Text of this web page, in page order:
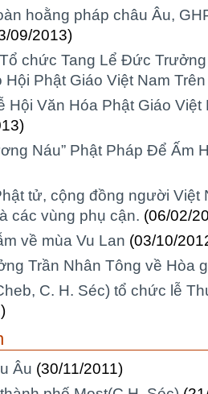
hoằng pháp châu Âu,
09/2013)
chức Tang Lể Đức
Phật Giáo Việt Nam
Hội Văn Hóa Phật Giáo Việt
Náu” Phật Pháp Để Ấm
tử, cộng đồng người Việt
các vùng phụ cận. (06/02/
về mùa Vu Lan (03/10/
Trần Nhân Tông về Hòa
C. H. Séc) tổ chức lễ
Âu (30/11/2011)